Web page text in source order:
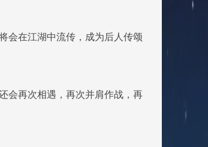
会在江湖中流传，成为后人传颂
会再次相遇，再次并肩作战，再